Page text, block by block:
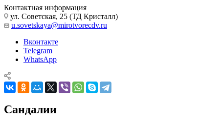
Контактная информация
ул. Советская, 25 (ТД Кристалл)
u.sovetskaya@mirotvorecdv.ru
Вконтакте
Telegram
WhatsApp
Сандалии